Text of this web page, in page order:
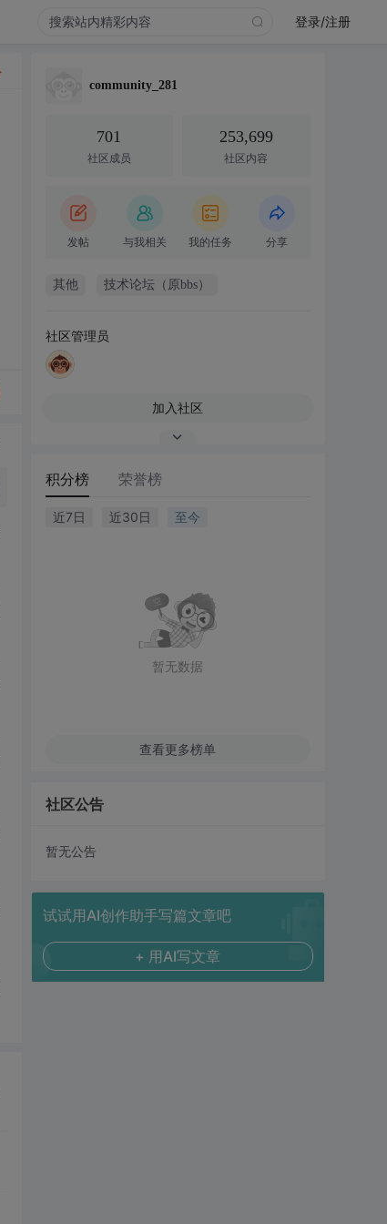
登录/注册
community_281
701
社区成员
253,699
社区内容
发帖 与我相关 我的任务 分享
其他 技术论坛（原bbs）
社区管理员
加入社区
积分榜 荣誉榜
近7日 近30日 至今
暂无数据
查看更多榜单
社区公告
暂无公告
试试用AI创作助手写篇文章吧
+ 用AI写文章